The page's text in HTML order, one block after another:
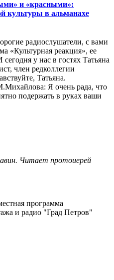
и «красными»:
культуры в альманахе
радиослушатели, с вами
«Культурная реакция», ее
у нас в гостях Татьяна
член редколлегии
Татьяна.
Я очень рада, что
подержать в руках ваши
Читает протоиерей
программа
и радио "Град Петров"